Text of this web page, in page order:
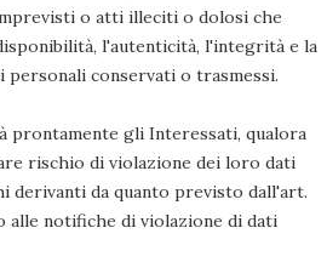
o atti illeciti o dolosi che
l'autenticità, l'integrità e la
personali conservati o trasmessi.
prontamente gli Interessati, qualora
rischio di violazione dei loro dati
derivanti da quanto previsto dall'art.
alle notifiche di violazione di dati